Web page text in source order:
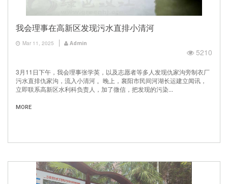
我会理事在高新区发现污水直排小清河
Mar 11, 2025 Admin
5210
3月11日下午，我会理事张学英，以及志愿者等多人发现仇家沟旁制衣厂
污水直排仇家沟，流入小清河 。晚上，襄阳市民间河湖长运建立闻讯，
立即联系高新区水利科负责人，加了微信，把发现的污染...
MORE